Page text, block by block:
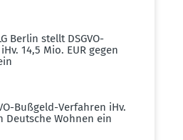
Berlin stellt DSGVO-
14,5 Mio. EUR gegen
Bußgeld-Verfahren iHv.
Deutsche Wohnen ein